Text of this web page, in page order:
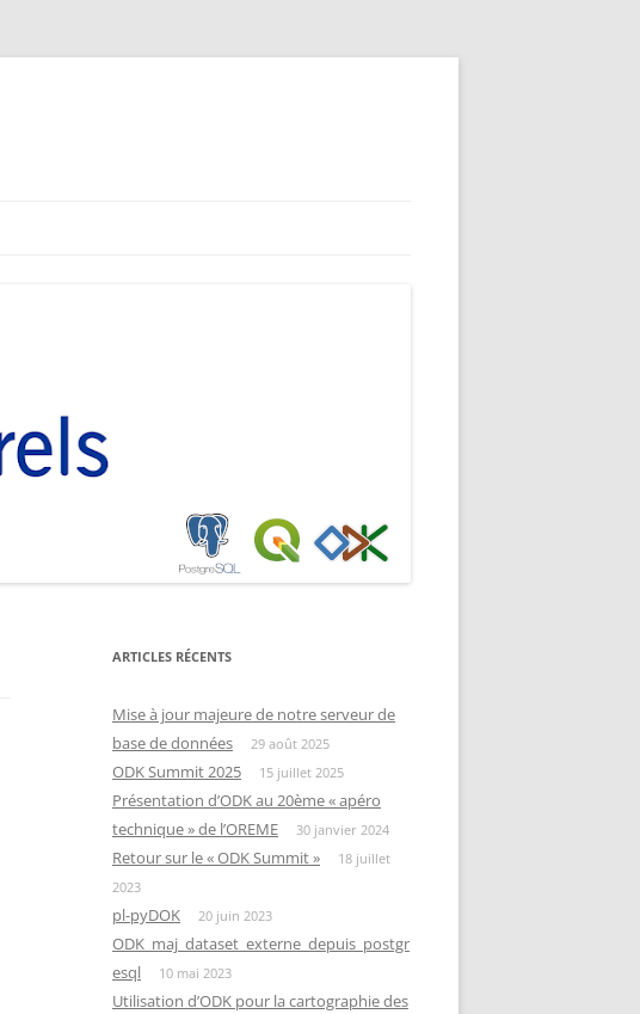
ARTICLES RÉCENTS
Mise à jour majeure de notre serveur de
base de données
29 août 2025
ODK Summit 2025 15 juillet 2025
Présentation d’ODK au 20ème « apéro
technique » de l’OREME
30 janvier 2024
Retour sur le « ODK Summit »
18 juillet
2023
pl-pyDOK 20 juin 2023
ODK_maj_dataset_externe_depuis_postgr
esql
10 mai 2023
Utilisation d’ODK pour la cartographie des